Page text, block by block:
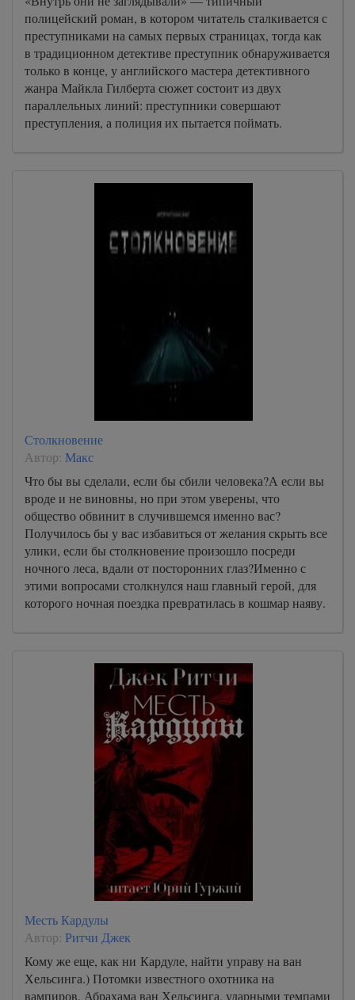
полицейский роман, в котором читатель сталкивается с
преступниками на самых первых страницах, тогда как
в традиционном детективе преступник обнаруживается
только в конце, у английского мастера детективного
жанра Майкла Гилберта сюжет состоит из двух
параллельных линий: преступники совершают
преступления, а полиция их пытается поймать.
Столкновение
Автор: Макс
Что бы вы сделали, если бы сбили человека?А если вы
вроде и не виновны, но при этом уверены, что
общество обвинит в случившемся именно вас?
Получилось бы у вас избавиться от желания скрыть все
улики, если бы столкновение произошло посреди
ночного леса, вдали от посторонних глаз?Именно с
этими вопросами столкнулся наш главный герой, для
которого ночная поездка превратилась в кошмар наяву.
Месть Кардулы
Автор: Ритчи Джек
Кому же еще, как ни Кардуле, найти управу на ван
Хельсинга.) Потомки известного охотника на
вампиров, Абрахама ван Хельсинга, ударными темпами